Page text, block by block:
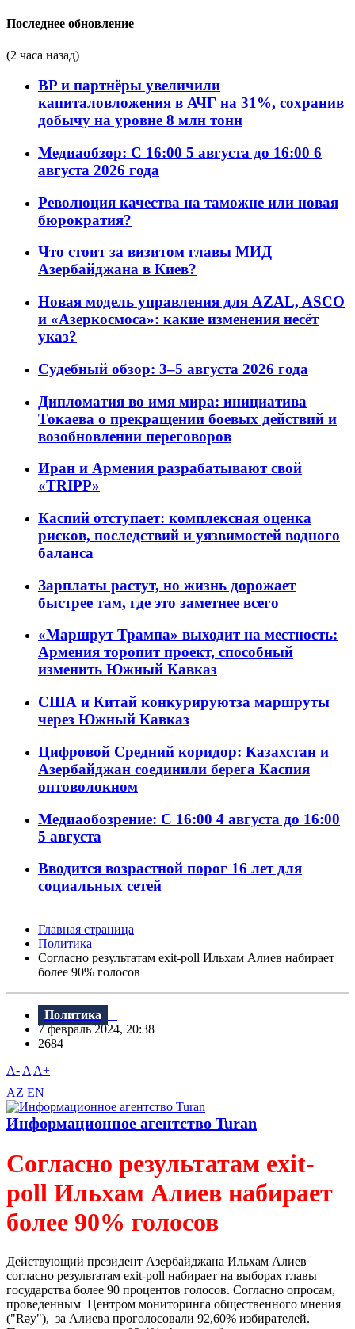
Последнее обновление
(2 часа назад)
BP и партнёры увеличили
капиталовложения в АЧГ на 31%, сохранив
добычу на уровне 8 млн тонн
Медиаобзор: С 16:00 5 августа до 16:00 6
августа 2026 года
Революция качества на таможне или новая
бюрократия?
Что стоит за визитом главы МИД
Азербайджана в Киев?
Новая модель управления для AZAL, ASCO
и «Азеркосмоса»: какие изменения несёт
указ?
Судебный обзор: 3–5 августа 2026 года
Дипломатия во имя мира: инициатива
Токаева о прекращении боевых действий и
возобновлении переговоров
Иран и Армения разрабатывают свой
«TRIPP»
Каспий отступает: комплексная оценка
рисков, последствий и уязвимостей водного
баланса
Зарплаты растут, но жизнь дорожает
быстрее там, где это заметнее всего
«Маршрут Трампа» выходит на местность:
Армения торопит проект, способный
изменить Южный Кавказ
США и Китай конкурируютза маршруты
через Южный Кавказ
Цифровой Средний коридор: Казахстан и
Азербайджан соединили берега Каспия
оптоволокном
Медиаобозрение: С 16:00 4 августа до 16:00
5 августа
Вводится возрастной порог 16 лет для
социальных сетей
Главная страница
Политика
Согласно результатам exit-poll Ильхам Алиев набирает
более 90% голосов
Политика
7 февраль 2024, 20:38
2684
A- A A+
AZ EN
Информационное агентство Turan
Согласно результатам exit-
poll Ильхам Алиев набирает
более 90% голосов
Действующий президент Азербайджана Ильхам Алиев
согласно результатам exit-poll набирает на выборах главы
государства более 90 процентов голосов. Согласно опросам,
проведенным Центром мониторинга общественного мнения
("Rəy"), за Алиева проголосовали 92,60% избирателей.